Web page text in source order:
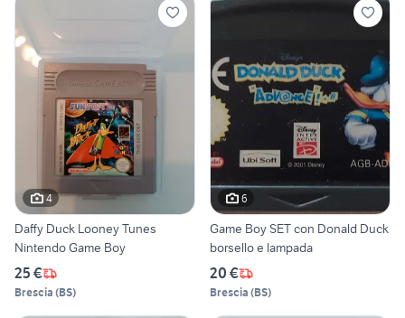
4
Daffy Duck Looney Tunes
Nintendo Game Boy
25 €
Brescia (BS)
6
Game Boy SET con Donald Duck
borsello e lampada
20 €
Brescia (BS)